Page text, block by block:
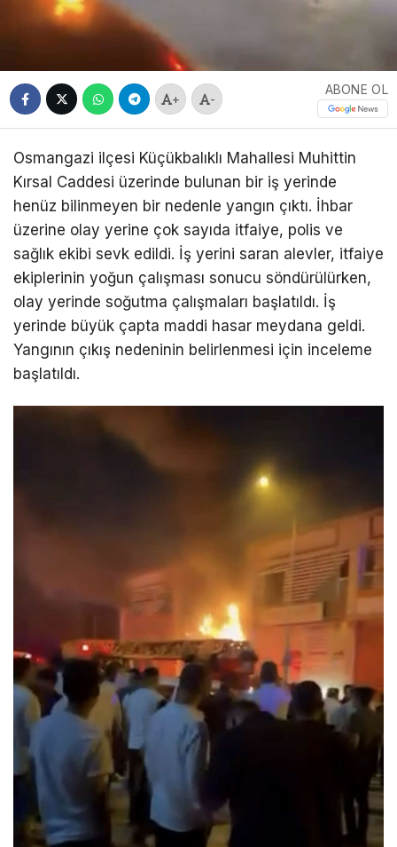
+ -
ABONE OL
Osmangazi ilçesi Küçükbalıklı Mahallesi Muhittin
Kırsal Caddesi üzerinde bulunan bir iş yerinde
henüz bilinmeyen bir nedenle yangın çıktı. İhbar
üzerine olay yerine çok sayıda itfaiye, polis ve
sağlık ekibi sevk edildi. İş yerini saran alevler, itfaiye
ekiplerinin yoğun çalışması sonucu söndürülürken,
olay yerinde soğutma çalışmaları başlatıldı. İş
yerinde büyük çapta maddi hasar meydana geldi.
Yangının çıkış nedeninin belirlenmesi için inceleme
başlatıldı.